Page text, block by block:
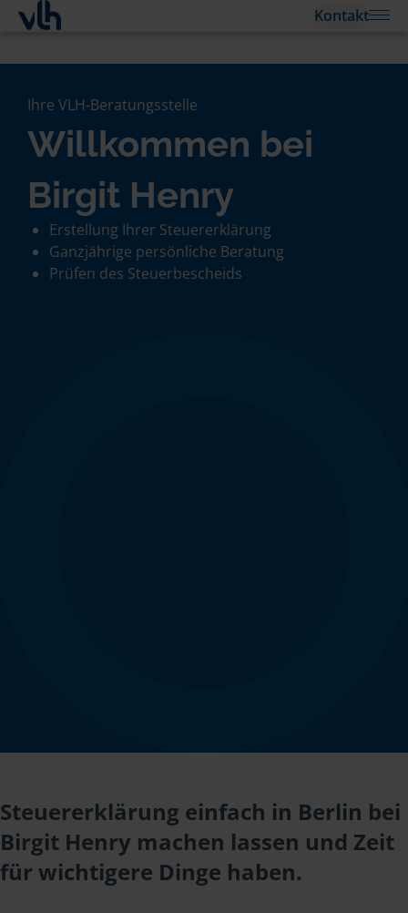
Kontakt
Ihre VLH-Beratungsstelle
Willkommen bei
Birgit Henry
Erstellung Ihrer Steuererklärung
Ganzjährige persönliche Beratung
Prüfen des Steuerbescheids
Steuererklärung einfach in Berlin bei
Birgit Henry machen lassen und Zeit
für wichtigere Dinge haben.